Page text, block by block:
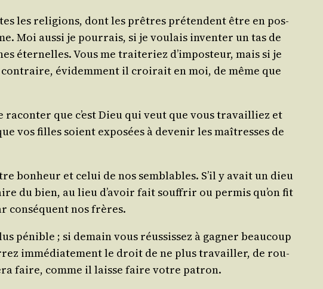
les reli­gions, dont les prêtres pré­tendent être en pos­
Moi aus­si je pour­rais, si je vou­lais inven­ter un tas de
éter­nelles. Vous me trai­te­riez d’im­pos­teur, mais si je
évi­dem­ment il croi­rait en moi, de même que
racon­ter que c’est Dieu qui veut que vous tra­vailliez et
vos filles soient expo­sées à deve­nir les maî­tresses de
bon­heur et celui de nos sem­blables. S’il y avait un dieu
du bien, au lieu d’a­voir fait souf­frir ou per­mis qu’on fit
consé­quent nos frères.
pénible ; si demain vous réus­sis­sez à gagner beau­coup
immé­dia­te­ment le droit de ne plus tra­vailler, de rou­
faire, comme il laisse faire votre patron.